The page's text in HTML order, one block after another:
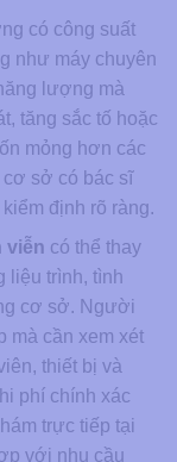
có công suất
như máy chuyên
lượng mà
tăng sắc tố hoặc
mỏng hơn các
cơ sở có bác sĩ
định rõ ràng.
viễn có thể thay
liệu trình, tình
cơ sở. Người
mà cần xem xét
thiết bị và
phí chính xác
trực tiếp tại
với nhu cầu